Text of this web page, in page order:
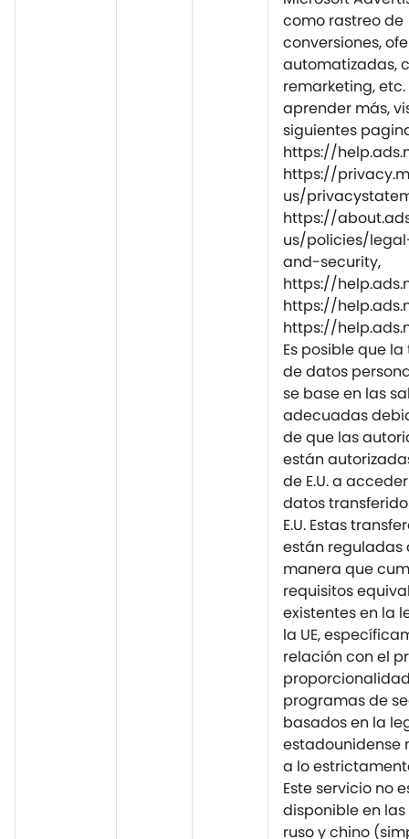
como rastreo de
conversiones,
automatizadas,
remarketing, etc.
aprender más,
siguientes
https://
https://
us/
https://
us/policies/
and-security,
https://
https://
https://
Es posible que
de datos
se base en las
adecuadas
de que las
están
de E.U. a
datos
E.U. Estas
están reguladas
manera que
requisitos
existentes en la
la UE,
relación con el
programas de
basados en la
estadounidense
a lo
Este servicio no
disponible en
ruso y chino